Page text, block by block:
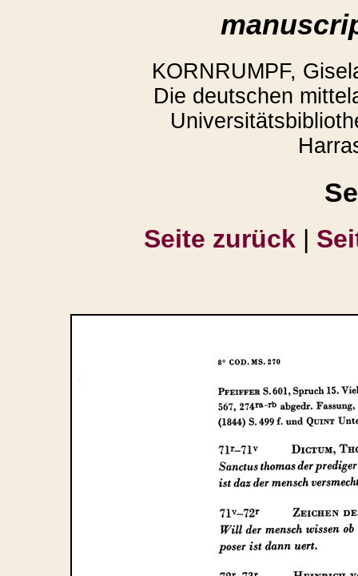
KORNRUMPF,
Die deutschen
Seite zurück |